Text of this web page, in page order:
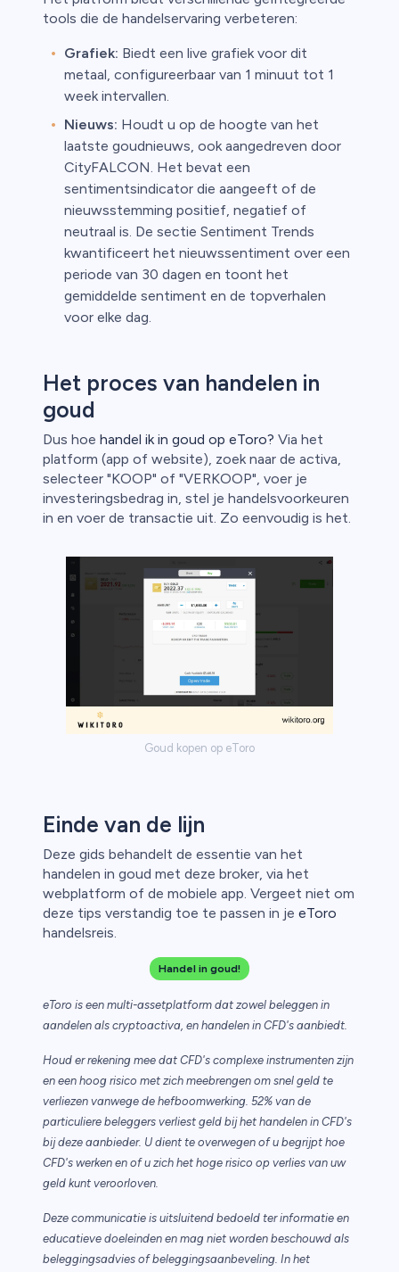
tools die de handelservaring verbeteren:
Grafiek: Biedt een live grafiek voor dit
metaal, configureerbaar van 1 minuut tot 1
week intervallen.
Nieuws: Houdt u op de hoogte van het
laatste goudnieuws, ook aangedreven door
CityFALCON. Het bevat een
sentimentsindicator die aangeeft of de
nieuwsstemming positief, negatief of
neutraal is. De sectie Sentiment Trends
kwantificeert het nieuwssentiment over een
periode van 30 dagen en toont het
gemiddelde sentiment en de topverhalen
voor elke dag.
Het proces van handelen in
goud
Dus hoe handel ik in goud op eToro? Via het
platform (app of website), zoek naar de activa,
selecteer "KOOP" of "VERKOOP", voer je
investeringsbedrag in, stel je handelsvoorkeuren
in en voer de transactie uit. Zo eenvoudig is het.
Goud kopen op eToro
Einde van de lijn
Deze gids behandelt de essentie van het
handelen in goud met deze broker, via het
webplatform of de mobiele app. Vergeet niet om
deze tips verstandig toe te passen in je eToro
handelsreis.
Handel in goud!
eToro is een multi-assetplatform dat zowel beleggen in
aandelen als cryptoactiva, en handelen in CFD's aanbiedt.
Houd er rekening mee dat CFD's complexe instrumenten zijn
en een hoog risico met zich meebrengen om snel geld te
verliezen vanwege de hefboomwerking. 52% van de
particuliere beleggers verliest geld bij het handelen in CFD's
bij deze aanbieder. U dient te overwegen of u begrijpt hoe
CFD's werken en of u zich het hoge risico op verlies van uw
geld kunt veroorloven.
Deze communicatie is uitsluitend bedoeld ter informatie en
educatieve doeleinden en mag niet worden beschouwd als
beleggingsadvies of beleggingsaanbeveling. In het